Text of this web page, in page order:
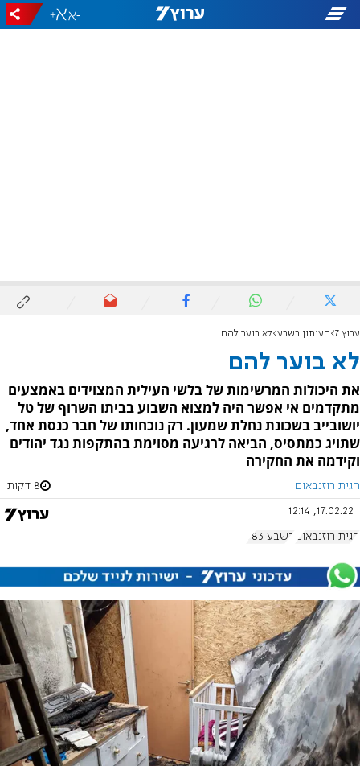
-
+
ערוץ 7 העיתון בשבע לא בוער להם
לא בוער להם
את היכולות המרשימות של בלשי העילית המצוידים באמצעים
מתקדמים אי אפשר היה למצוא השבוע בביתו השרוף של טל
יושובייב בשכונת נחלת שמעון. רק נוכחותו של חבר כנסת אחד,
שתויג כמתסיס, הביאה לרגיעה מסוימת בהתקפות נגד יהודים
וקידמה את החקירה
חגית רוזנבאום 8 דקות
17.02.22, 12:14
חגית רוזנבאום בשבע 983